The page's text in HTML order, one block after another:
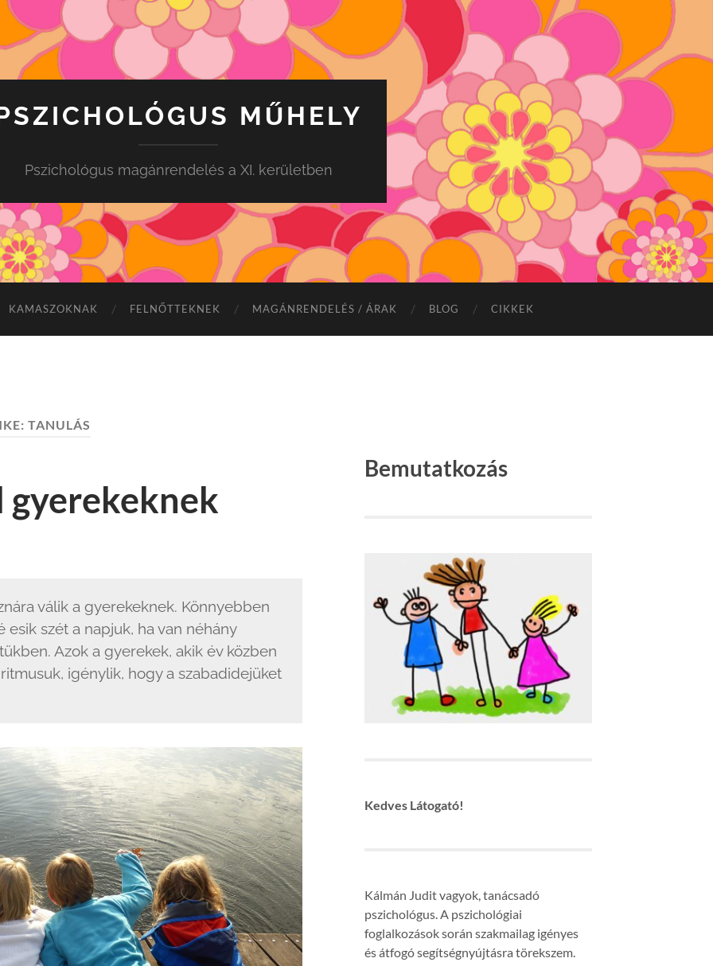
MŰHELY
Pszichológus magánrendelés a XI. kerületben
KAMASZOKNAK FELNŐTTEKNEK MAGÁNRENDELÉS / ÁRAK BLOG CIKKEK
TANULÁS
válik a gyerekeknek. Könnyebben
szét a napjuk, ha van néhány
Azok a gyerekek, akik év közben
igénylik, hogy a szabadidejüket
Bemutatkozás
Kedves Látogató!
Kálmán Judit vagyok, tanácsadó
pszichológus. A pszichológiai
foglalkozások során szakmailag igényes
és átfogó segítségnyújtásra törekszem.